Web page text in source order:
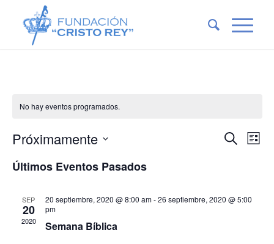
No hay eventos programados.
y
Buscar
de
Lista
Próximamente
fecha.
Últimos Eventos Pasados
SEP
20
2020
20 septiembre, 2020 @ 8:00 am-26 septiembre, 2020 @ 5:00
pm
Semana Bíblica